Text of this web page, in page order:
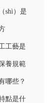
度和韌
shì）是
工藝是
養規範
哪些？
點是什